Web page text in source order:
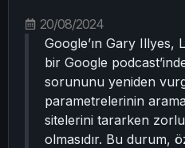
20/08/2024
Google’ın Gary Illyes,
bir Google
sorununu yeniden
parametrelerinin
sitelerini tararken
olmasıdır. Bu durum,